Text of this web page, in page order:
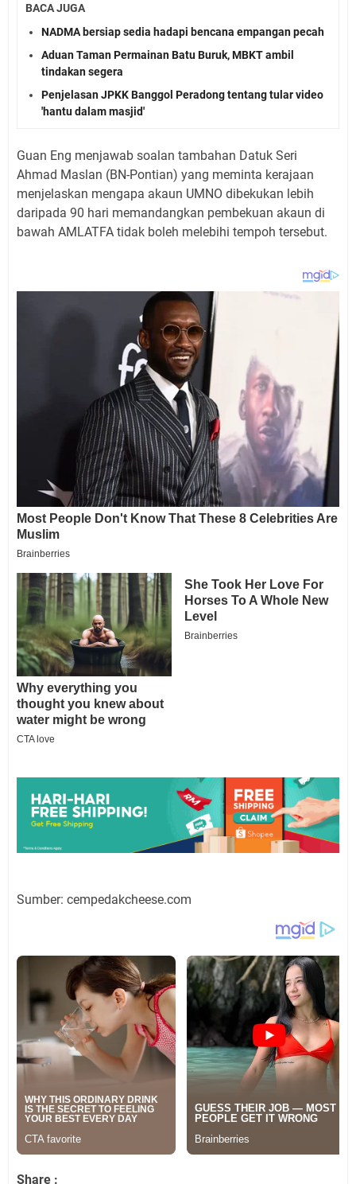
BACA JUGA
NADMA bersiap sedia hadapi bencana empangan pecah
Aduan Taman Permainan Batu Buruk, MBKT ambil
tindakan segera
Penjelasan JPKK Banggol Peradong tentang tular video
'hantu dalam masjid'
Guan Eng menjawab soalan tambahan Datuk Seri
Ahmad Maslan (BN-Pontian) yang meminta kerajaan
menjelaskan mengapa akaun UMNO dibekukan lebih
daripada 90 hari memandangkan pembekuan akaun di
bawah AMLATFA tidak boleh melebihi tempoh tersebut.
Sumber: cempedakcheese.com
Share :